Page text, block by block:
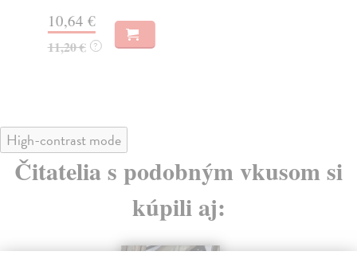
10,64 €
11,20 € ?
High-contrast mode
Čitatelia s podobným vkusom si
kúpili aj: